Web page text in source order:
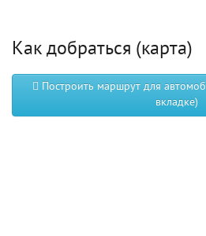
Как добраться (карта)
Построить маршрут для
вкладке)